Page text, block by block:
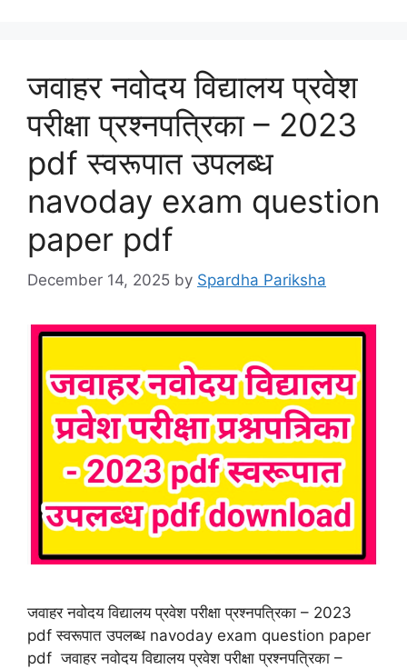
जवाहर नवोदय विद्यालय प्रवेश
परीक्षा प्रश्नपत्रिका – 2023
pdf स्वरूपात उपलब्ध
navoday exam question
paper pdf
December 14, 2025 by Spardha Pariksha
जवाहर नवोदय विद्यालय प्रवेश परीक्षा प्रश्नपत्रिका – 2023
pdf स्वरूपात उपलब्ध navoday exam question paper
pdf जवाहर नवोदय विद्यालय प्रवेश परीक्षा प्रश्नपत्रिका –